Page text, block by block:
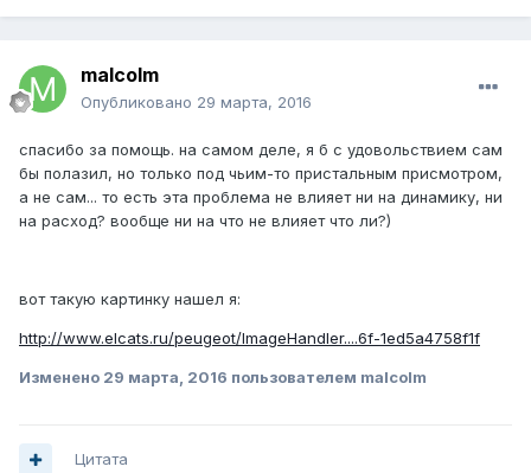
malcolm
Опубликовано 29 марта, 2016
спасибо за помощь. на самом деле, я б с удовольствием сам
бы полазил, но только под чьим-то пристальным присмотром,
а не сам... то есть эта проблема не влияет ни на динамику, ни
на расход? вообще ни на что не влияет что ли?)
вот такую картинку нашел я:
http://www.elcats.ru/peugeot/ImageHandler....6f-1ed5a4758f1f
Изменено 29 марта, 2016 пользователем malcolm
Цитата